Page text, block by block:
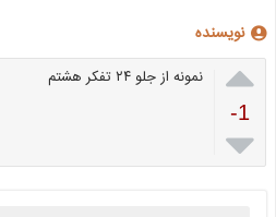
نویسنده

-1

نمونه از جلو ۲۴ تفکر هشتم